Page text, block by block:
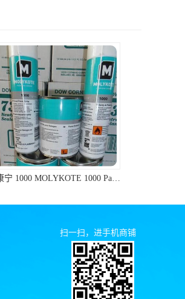
扫一扫，进手机商铺